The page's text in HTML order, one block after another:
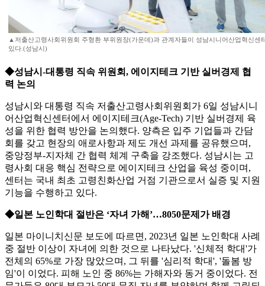
▲저출산고령사회위원회 주형환 부위원장(가운데)과 관계자들이 성남시니어산업혁신센
있다.(성남시)
◆성남시-대통령 직속 위원회, 에이지테크 기반 실버경제 협
력 논의
성남시와 대통령 직속 저출산고령사회위원회가 6일 성남시니
어산업혁신센터에서 에이지테크(Age-Tech) 기반 실버경제 육
성을 위한 협력 방안을 논의했다. 양측은 입주 기업들과 간담
회를 갖고 현장의 애로사항과 제도 개선 과제를 공유했으며,
중앙정부-지자체 간 협력 체계 구축을 강조했다. 성남시는 고
령사회 대응 핵심 전략으로 에이지테크 산업을 육성 중이며,
센터는 국내 최초 고령친화산업 거점 기관으로서 실증 및 지원
기능을 수행하고 있다.
◆일본 노인학대 절반은 ‘자녀 가해’…8050문제가 배경
일본 마이니치신문 보도에 따르면, 2023년 일본 노인학대 사례
중 절반 이상이 자녀에 의한 것으로 나타났다. '신체적 학대'가
전체의 65%로 가장 많았으며, 그 뒤를 '심리적 학대', '돌봄 방
임'이 이었다. 피해 노인 중 86%는 가해자와 동거 중이었다. 전